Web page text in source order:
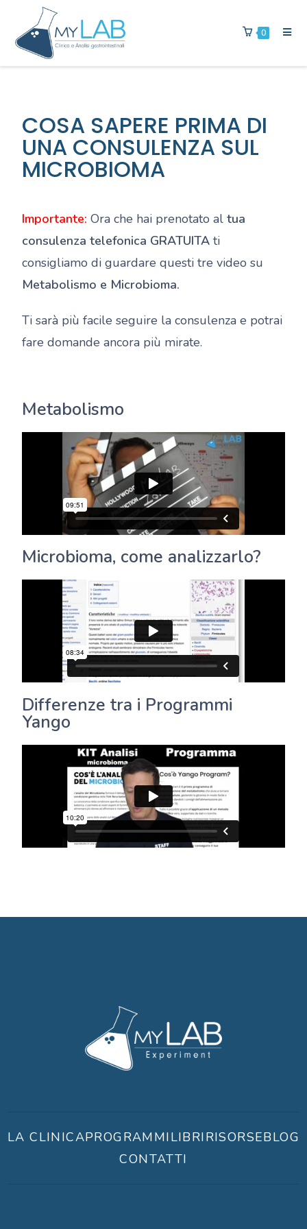
0
COSA SAPERE PRIMA DI
UNA CONSULENZA SUL
MICROBIOMA
Importante: Ora che hai prenotato al tua
consulenza telefonica GRATUITA ti
consigliamo di guardare questi tre video su
Metabolismo e Microbioma.
Ti sarà più facile seguire la consulenza e potrai
fare domande ancora più mirate.
Metabolismo
Microbioma, come analizzarlo?
Differenze tra i Programmi
Yango
LA CLINICAPROGRAMMILIBRIRISORSEBLOG
CONTATTI